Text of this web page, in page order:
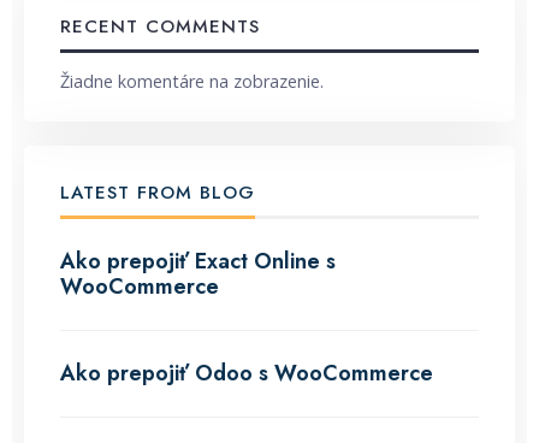
RECENT COMMENTS
Žiadne komentáre na zobrazenie.
LATEST FROM BLOG
Ako prepojiť Exact Online s
WooCommerce
Ako prepojiť Odoo s WooCommerce